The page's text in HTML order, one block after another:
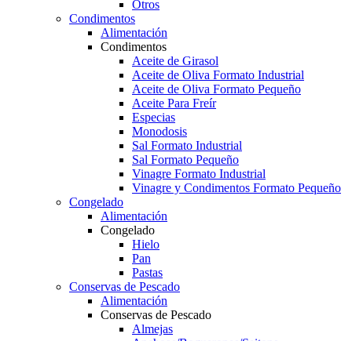
Otros
Condimentos
Alimentación
Condimentos
Aceite de Girasol
Aceite de Oliva Formato Industrial
Aceite de Oliva Formato Pequeño
Aceite Para Freír
Especias
Monodosis
Sal Formato Industrial
Sal Formato Pequeño
Vinagre Formato Industrial
Vinagre y Condimentos Formato Pequeño
Congelado
Alimentación
Congelado
Hielo
Pan
Pastas
Conservas de Pescado
Alimentación
Conservas de Pescado
Almejas